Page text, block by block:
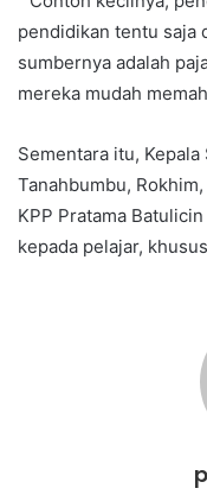
pendidikan tentu saja
sumbernya adalah
mereka mudah
Sementara itu,
Tanahbumbu,
KPP Pratama
kepada pelajar,